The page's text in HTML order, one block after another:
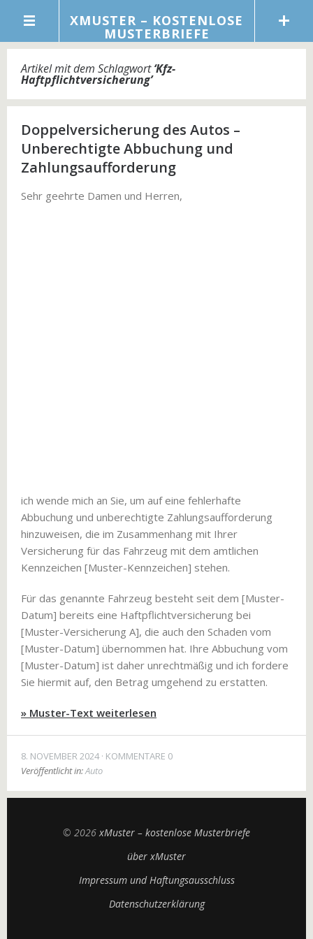
XMUSTER – KOSTENLOSE
MUSTERBRIEFE
Artikel mit dem Schlagwort‘Kfz-
Haftpflichtversicherung’
Doppelversicherung des Autos –
Unberechtigte Abbuchung und
Zahlungsaufforderung
Sehr geehrte Damen und Herren,
ich wende mich an Sie, um auf eine fehlerhafte
Abbuchung und unberechtigte Zahlungsaufforderung
hinzuweisen, die im Zusammenhang mit Ihrer
Versicherung für das Fahrzeug mit dem amtlichen
Kennzeichen [Muster-Kennzeichen] stehen.
Für das genannte Fahrzeug besteht seit dem [Muster-
Datum] bereits eine Haftpflichtversicherung bei
[Muster-Versicherung A], die auch den Schaden vom
[Muster-Datum] übernommen hat. Ihre Abbuchung vom
[Muster-Datum] ist daher unrechtmäßig und ich fordere
Sie hiermit auf, den Betrag umgehend zu erstatten.
» Muster-Text weiterlesen
8. NOVEMBER 2024 KOMMENTARE 0
Veröffentlicht in:Auto
© 2026xMuster – kostenlose Musterbriefe
über xMuster
Impressum und Haftungsausschluss
Datenschutzerklärung